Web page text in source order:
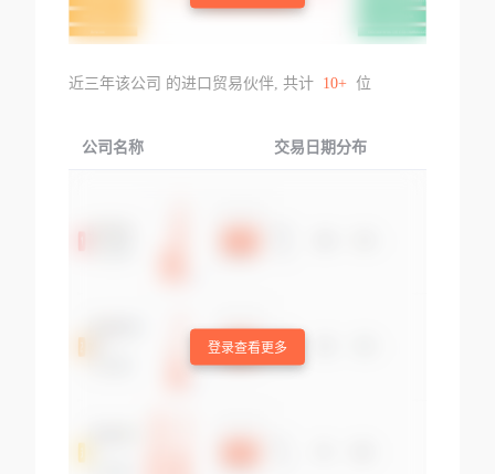
近三年该公司 的进口贸易伙伴, 共计 10+ 位
公司名称 交易日期分布
登录查看更多